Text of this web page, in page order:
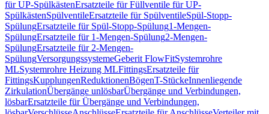
für UP-SpülkästenErsatzteile für Füllventile für UP-
SpülkästenSpülventileErsatzteile für SpülventileSpül-Stopp-
SpülungErsatzteile für Spül-Stopp-Spülung1-Mengen-
SpülungErsatzteile für 1-Mengen-Spülung2-Mengen-
SpülungErsatzteile für 2-Mengen-
SpülungVersorgungssystemeGeberit FlowFitSystemrohre
MLSystemrohre Heizung MLFittingsErsatzteile für
FittingsKupplungenReduktionenBögenT-StückeInnenliegende
ZirkulationÜbergänge unlösbarÜbergänge und Verbindungen,
lösbarErsatzteile für Übergänge und Verbindungen,